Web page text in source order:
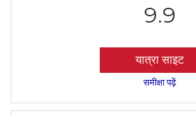
9.9
यात्रा साइट
समीक्षा पढ़ें